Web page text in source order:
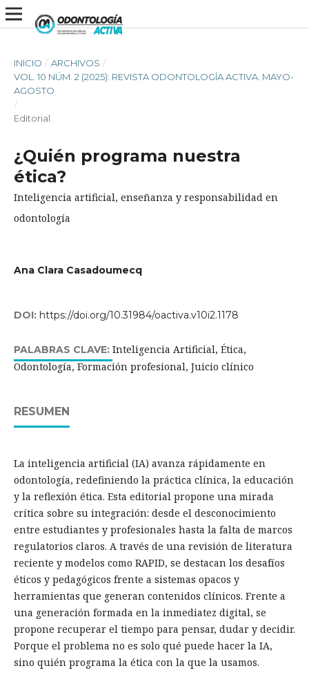
INICIO / ARCHIVOS /
VOL. 10 NÚM. 2 (2025): REVISTA ODONTOLOGÍA ACTIVA. MAYO-
AGOSTO
/
Editorial
¿Quién programa nuestra
ética?
Inteligencia artificial, enseñanza y responsabilidad en
odontología
Ana Clara Casadoumecq
DOI: https://doi.org/10.31984/oactiva.v10i2.1178
PALABRAS CLAVE: Inteligencia Artificial, Ética,
Odontología, Formación profesional, Juicio clínico
RESUMEN
La inteligencia artificial (IA) avanza rápidamente en
odontología, redefiniendo la práctica clínica, la educación
y la reflexión ética. Esta editorial propone una mirada
crítica sobre su integración: desde el desconocimiento
entre estudiantes y profesionales hasta la falta de marcos
regulatorios claros. A través de una revisión de literatura
reciente y modelos como RAPID, se destacan los desafíos
éticos y pedagógicos frente a sistemas opacos y
herramientas que generan contenidos clínicos. Frente a
una generación formada en la inmediatez digital, se
propone recuperar el tiempo para pensar, dudar y decidir.
Porque el problema no es solo qué puede hacer la IA,
sino quién programa la ética con la que la usamos.